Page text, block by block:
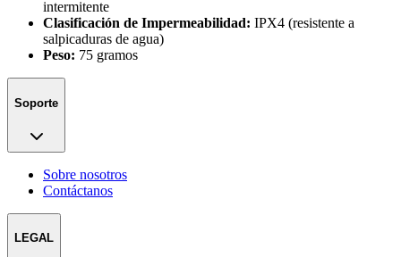
intermitente
Clasificación de Impermeabilidad: IPX4 (resistente a
salpicaduras de agua)
Peso: 75 gramos
Soporte
Sobre nosotros
Contáctanos
LEGAL